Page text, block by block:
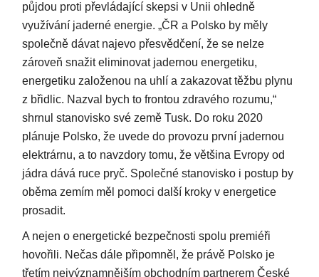
půjdou proti převládající skepsi v Unii ohledně
využívání jaderné energie. „ČR a Polsko by měly
společně dávat najevo přesvědčení, že se nelze
zároveň snažit eliminovat jadernou energetiku,
energetiku založenou na uhlí a zakazovat těžbu plynu
z břidlic. Nazval bych to frontou zdravého rozumu,“
shrnul stanovisko své země Tusk. Do roku 2020
plánuje Polsko, že uvede do provozu první jadernou
elektrárnu, a to navzdory tomu, že většina Evropy od
jádra dává ruce pryč. Společné stanovisko i postup by
oběma zemím měl pomoci další kroky v energetice
prosadit.
A nejen o energetické bezpečnosti spolu premiéři
hovořili. Nečas dále připomněl, že právě Polsko je
třetím nejvýznamnějším obchodním partnerem České